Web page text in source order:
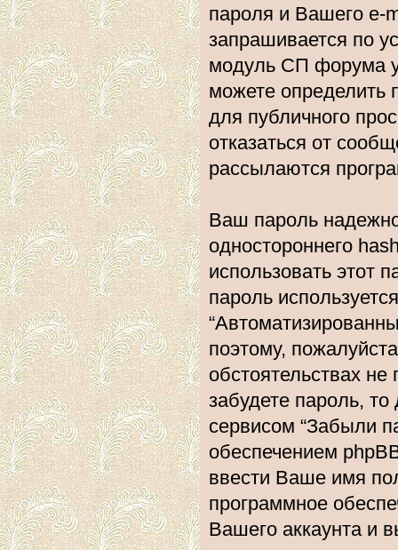
пароля и Вашего e-
запрашивается по
модуль СП форума
можете определить
для публичного
отказаться от
рассылаются
Ваш пароль
одностороннего
использовать этот
пароль
поэтому,
обстоятельствах
забудете пароль,
сервисом “Забыли
обеспечением
ввести Ваше имя
программное
Вашего аккаунта и